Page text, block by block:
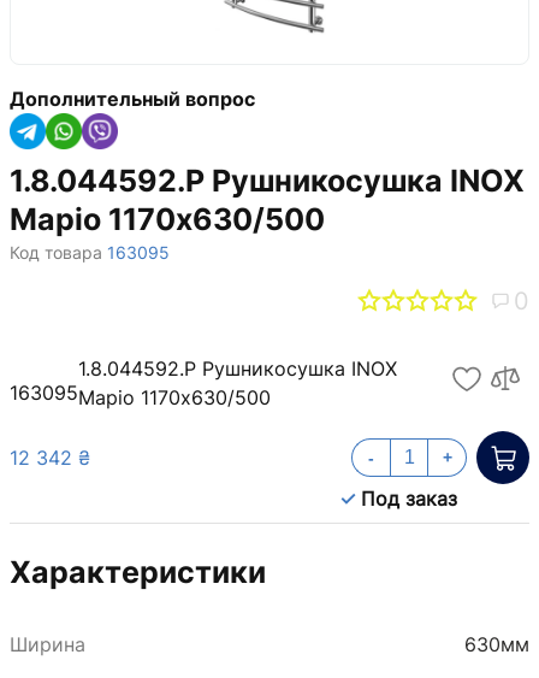
Дополнительный вопрос
1.8.044592.P Рушникосушка INOX
Маріо 1170х630/500
Код товара 163095
0
163095
1.8.044592.P Рушникосушка INOX
Маріо 1170х630/500
12 342 ₴
Под заказ
- +
Характеристики
Ширина
630мм